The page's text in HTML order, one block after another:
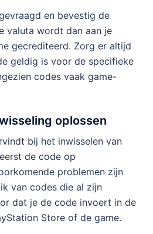
en bevestig de
valuta wordt dan aan je
gecrediteerd. Zorg er altijd
geldig is voor de specifieke
codes vaak game-
oplossen
bij het inwisselen van
de code op
problemen zijn
van codes die al zijn
dat je de code invoert in de
Store of de game.